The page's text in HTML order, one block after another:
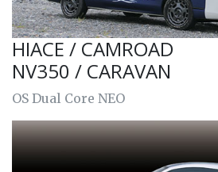
HIACE / CAMROAD
NV350 / CARAVAN
OS Dual Core NEO